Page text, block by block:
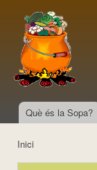
Menú principal
Què és la Sopa?
Inici